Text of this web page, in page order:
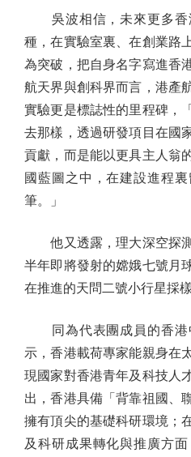
吳波相信，未來更多香
種，在實驗室裏、在創業路
為突破，把自身名字寫進香
航天界與創科界而言，港產
實驗更是標誌性的里程碑，
去那樣，透過研發項目在國
貢獻，而是能以更具主人翁
國藍圖之中，在建設進程
筆。」
他又透露，理大深空探測
半年即將發射的嫦娥七號月
在推進的天問二號小行星採
同為代表團成員的香港
示，香港載荷專家能親身在
現國家對香港青年及科技人
出，香港具備「背靠祖國、
擁有頂尖的基礎科研環境；
及科研成果轉化與推廣方